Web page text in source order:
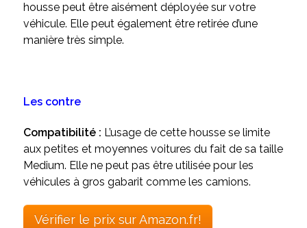
housse peut être aisément déployée sur votre
véhicule. Elle peut également être retirée d’une
manière très simple.
Les contre
Compatibilité : L’usage de cette housse se limite
aux petites et moyennes voitures du fait de sa taille
Medium. Elle ne peut pas être utilisée pour les
véhicules à gros gabarit comme les camions.
Vérifier le prix sur Amazon.fr!